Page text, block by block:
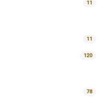
11
11
120
78